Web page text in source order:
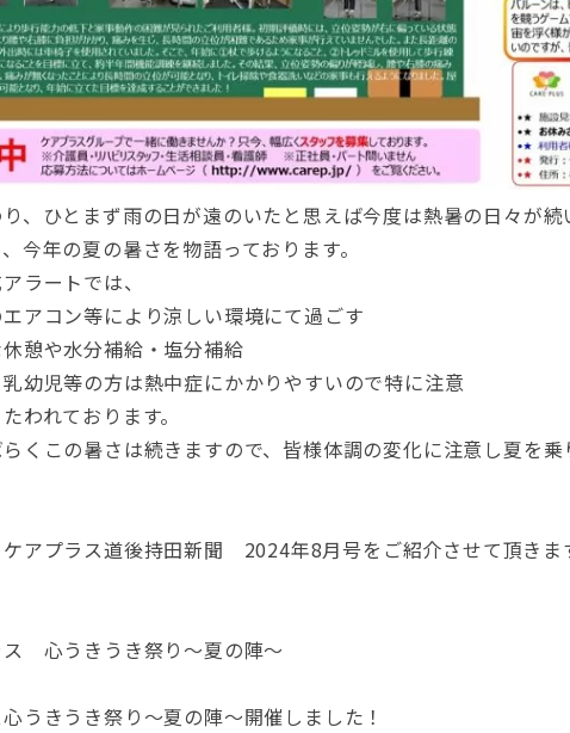
、ひとまず雨の日が遠のいたと思えば今度は熱暑の日々が
今年の夏の暑さを物語っております。
ラートでは、
エアコン等により涼しい環境にて過ごす
休憩や水分補給・塩分補給
乳幼児等の方は熱中症にかかりやすいので特に注意
われております。
くこの暑さは続きますので、皆様体調の変化に注意し夏を乗
アプラス道後持田新聞 2024年8月号をご紹介させて頂きま
心うきうき祭り～夏の陣～
うきうき祭り～夏の陣～開催しました！